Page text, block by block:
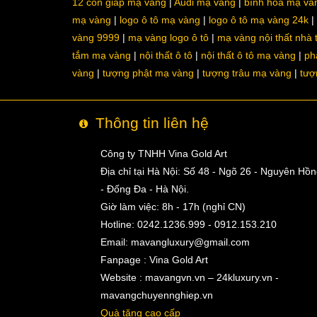
mạ vàng
logo ô tô mạ vàng
logo ô tô mạ vàng 24k
vàng 9999
mạ vàng logo ô tô
mạ vàng nội thất nhà
tắm mạ vàng
nội thất ô tô nội thất ô tô mạ vàng
vàng
tượng phật mạ vàng tượng trâu mạ vàng
Thông tin liên hệ
Công ty TNHH Vina Gold Art
Địa chỉ tại Hà Nội: Số 48 - Ngõ 26 - Nguyên
- Đống Đa - Hà Nội.
Giờ làm việc: 8h - 17h (nghỉ CN)
Hotline: 0242.1236.999 - 0912.153.210
Email: mavangluxury@gmail.com
Fanpage : Vina Gold Art
Website : mavangvn.vn – 24kluxury.vn -
mavangchuyennghiep.vn
Quà tặng cao cấp